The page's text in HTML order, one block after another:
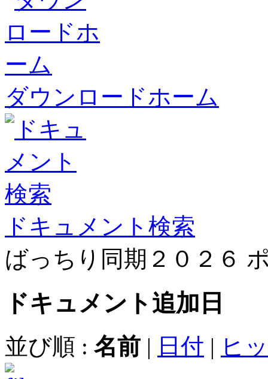
ダウンロードホーム
ドキュメント検索
ばっちり同期２０２６
ドキュメント 追加日
並び順 : 名前 | 日付 | ヒ